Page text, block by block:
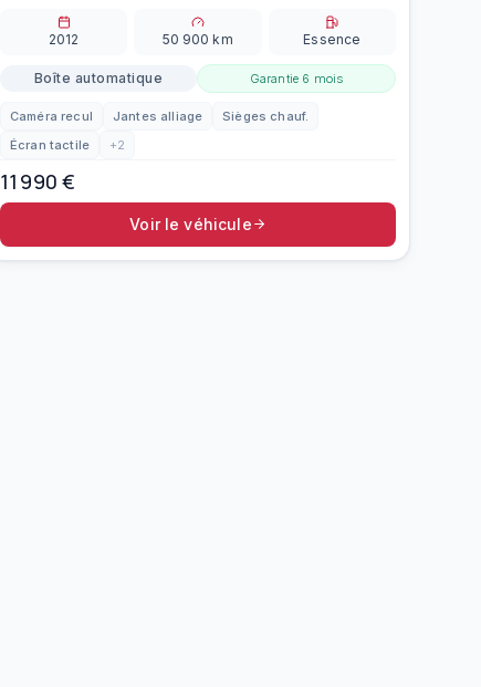
2012 50 900 km Essence
Boîte automatique Garantie 6 mois
Caméra recul Jantes alliage
Sièges chauf.
Écran tactile
+2
11 990 €
Voir le véhicule